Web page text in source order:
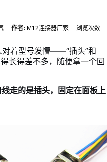
气作者: M12连接器厂家 浏览次数:
对着型号发懵——“插头”和
长得差不多，随便拿一个回
线走的是插头，固定在面板上